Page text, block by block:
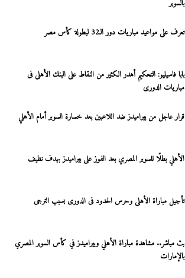
بالسوبر
تعرف على مواعيد مباريات دور الـ32 لبطولة كأس مصر
بابا فاسيليو: التحكيم أهدر الكثير من النقاط على البنك الأهلى فى
مباريات الدورى
قرار عاجل من بيراميدز ضد اللاعبين بعد خسارة السوبر أمام الأهلي
الأهلي بطلًا للسوبر المصري بعد الفوز على بيراميدز بهدف نظيف
تأجيل مباراة الأهلى وحرس الحدود فى الدورى بسبب الترجى
بث مباشر.. مشاهدة مباراة الأهلي وبيراميدز في كأس السوبر المصري
بالإمارات